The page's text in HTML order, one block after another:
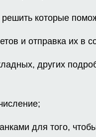
которые
и отправка их в
других
для того,